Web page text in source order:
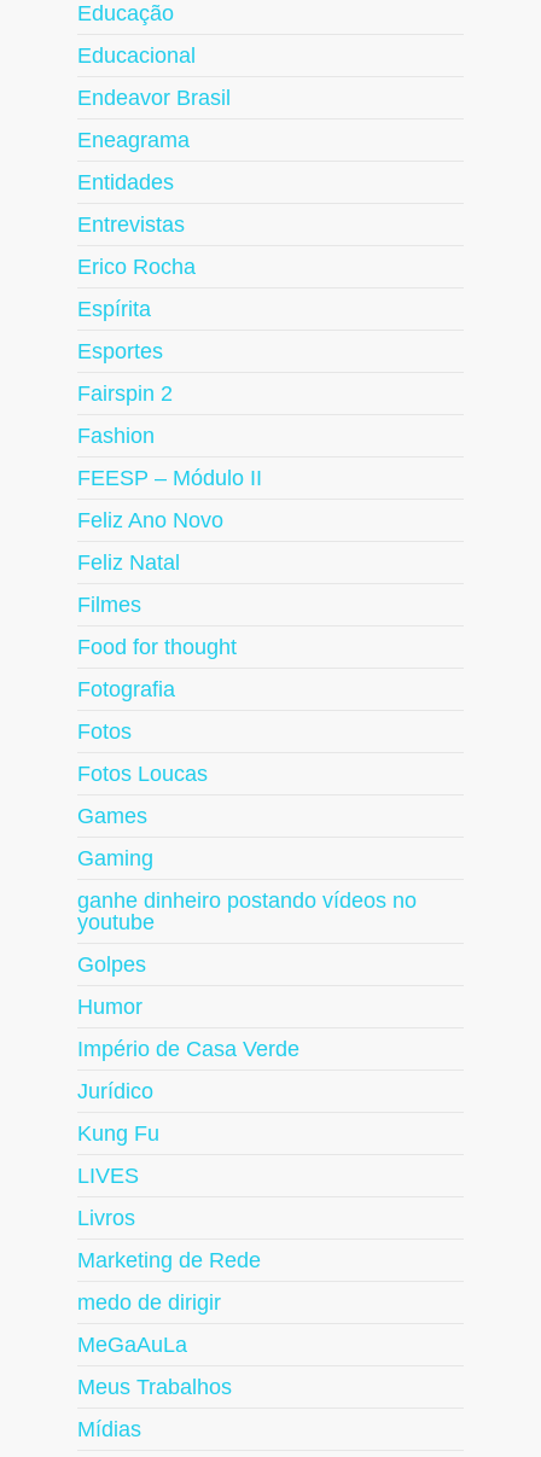
Educação
Educacional
Endeavor Brasil
Eneagrama
Entidades
Entrevistas
Erico Rocha
Espírita
Esportes
Fairspin 2
Fashion
FEESP – Módulo II
Feliz Ano Novo
Feliz Natal
Filmes
Food for thought
Fotografia
Fotos
Fotos Loucas
Games
Gaming
ganhe dinheiro postando vídeos no
youtube
Golpes
Humor
Império de Casa Verde
Jurídico
Kung Fu
LIVES
Livros
Marketing de Rede
medo de dirigir
MeGaAuLa
Meus Trabalhos
Mídias